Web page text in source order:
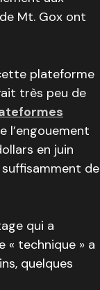
Mt. Gox ont
plateforme
très peu de
l’engouement
en juin
suffisamment de
qui a
« technique » a
quelques